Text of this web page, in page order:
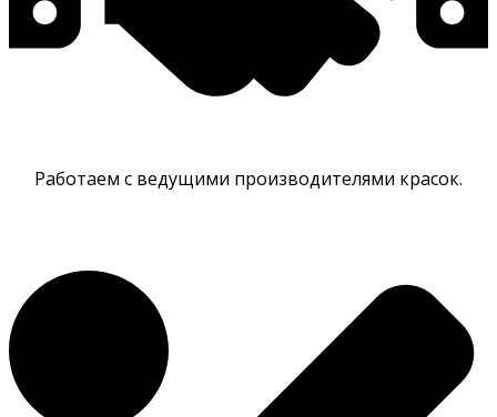
Работаем с ведущими производителями красок.